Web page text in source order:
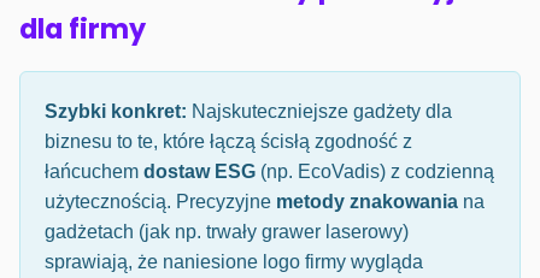
dla firmy
Szybki konkret: Najskuteczniejsze gadżety dla
biznesu to te, które łączą ścisłą zgodność z
łańcuchem dostaw ESG (np. EcoVadis) z codzienną
użytecznością. Precyzyjne metody znakowania na
gadżetach (jak np. trwały grawer laserowy)
sprawiają, że naniesione logo firmy wygląda